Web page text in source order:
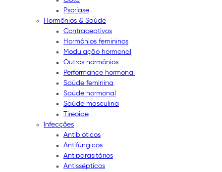
Psoríase
Hormônios & Saúde
Contraceptivos
Hormônios femininos
Modulação hormonal
Outros hormônios
Performance hormonal
Saúde feminina
Saúde hormonal
Saúde masculina
Tireoide
Infecções
Antibióticos
Antifúngicos
Antiparasitários
Antissépticos